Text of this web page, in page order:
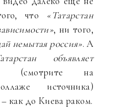
что «Татарстан
, ни того,
немытая россия». А
объявляет
(смотрите на
источника)
как до Киева раком.